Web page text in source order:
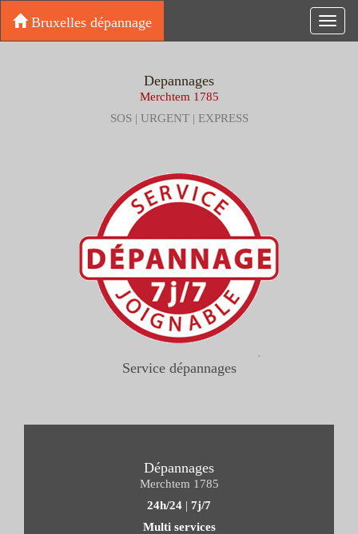
Bruxelles dépannage
Depannages
Merchtem 1785
SOS | URGENT | EXPRESS
Service dépannages
Dépannages
Merchtem 1785
24h/24 | 7j/7
Multi services